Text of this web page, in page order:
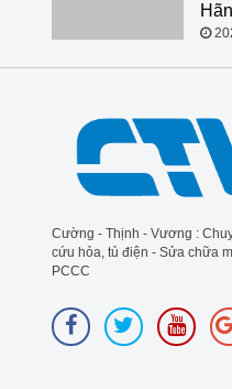
Cường - Thịnh - Vương :
cứu hỏa, tủ điện - Sửa chữa
PCCC